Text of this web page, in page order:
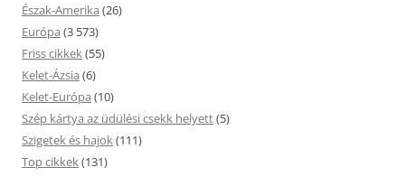
Észak-Amerika (26)
Európa (3 573)
Friss cikkek(55)
Kelet-Ázsia (6)
Kelet-Európa (10)
Szép kártya az üdülési csekk helyett(5)
Szigetek és hajok(111)
Top cikkek(131)